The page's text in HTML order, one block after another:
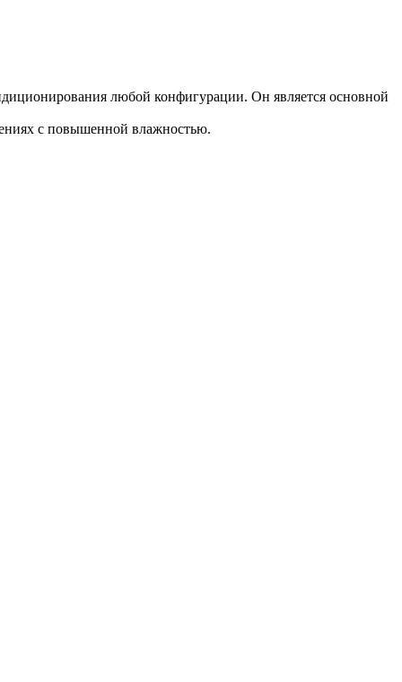
любой конфигурации. Он является основной
с повышенной влажностью.